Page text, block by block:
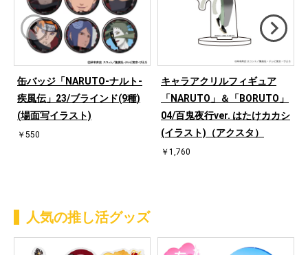
缶バッジ「NARUTO-ナルト-
疾風伝」23/ブラインド(9種)
(場面写イラスト)
￥550
キャラアクリルフィギュア
「NARUTO」＆「BORUTO」
04/百鬼夜行ver. はたけカカシ
(イラスト)（アクスタ）
￥1,760
人気の推し活グッズ